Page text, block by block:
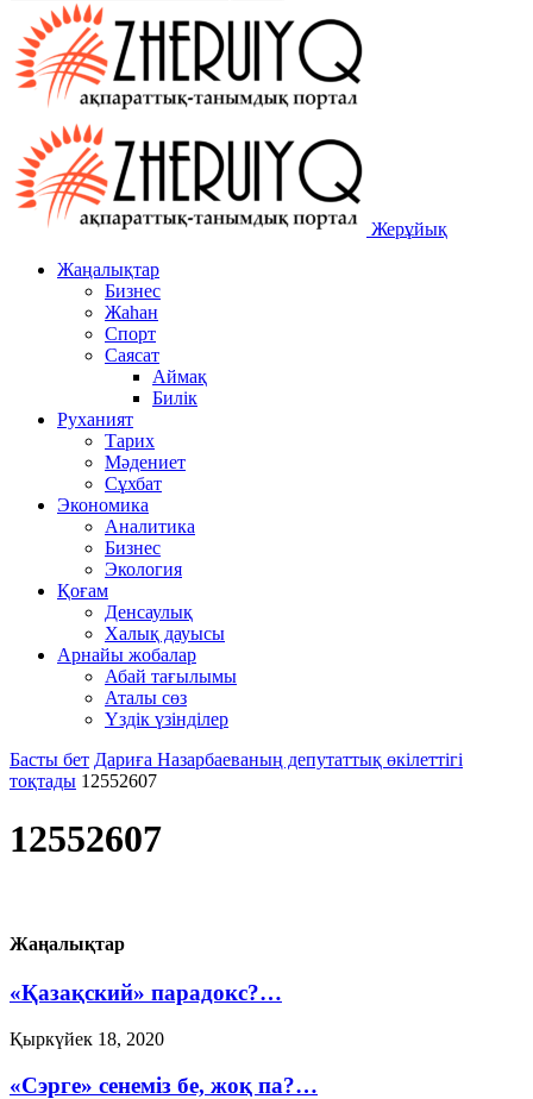
Жерұйық
Жаңалықтар
Бизнес
Жаһан
Спорт
Саясат
Аймақ
Билік
Руханият
Тарих
Мәдениет
Сұхбат
Экономика
Аналитика
Бизнес
Экология
Қоғам
Денсаулық
Халық дауысы
Арнайы жобалар
Абай тағылымы
Аталы сөз
Үздік үзінділер
Басты бет Дариға Назарбаеваның депутаттық өкілеттігі
тоқтады 12552607
12552607
Жаңалықтар
«Қазақский» парадокс?…
Қыркүйек 18, 2020
«Сэрге» сенеміз бе, жоқ па?…